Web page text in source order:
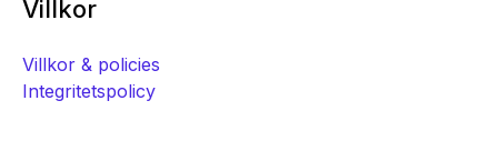
Villkor
Villkor & policies
Integritetspolicy